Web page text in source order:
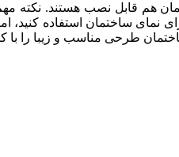
هم قابل نصب هستند.
نمای ساختمان استفاده
طرحی مناسب و زیبا را با